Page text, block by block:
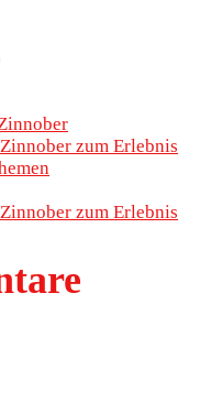
zum Erlebnis
zum Erlebnis